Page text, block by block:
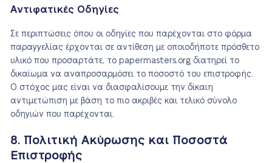
Αντιφατικές Οδηγίες
Σε περιπτώσεις όπου οι οδηγίες που παρέχονται στο φόρμα
παραγγελίας έρχονται σε αντίθεση με οποιοδήποτε πρόσθετο
υλικό που προσαρτάτε, το papermasters.org διατηρεί το
δικαίωμα να αναπροσαρμόσει το ποσοστό του επιστροφής.
Ο στόχος μας είναι να διασφαλίσουμε την δίκαιη
αντιμετώπιση με βάση το πιο ακριβές και τελικό σύνολο
οδηγιών που παρέχονται.
8. Πολιτική Ακύρωσης και Ποσοστά
Επιστροφής